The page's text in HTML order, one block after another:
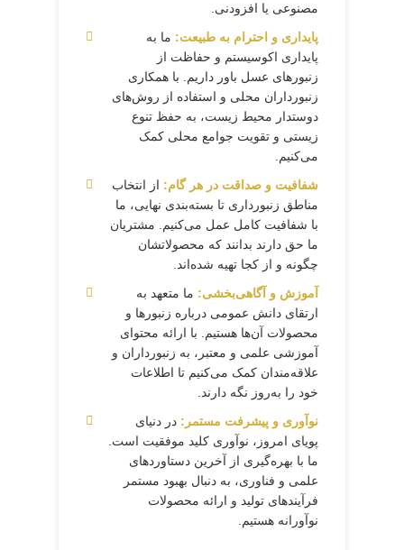
مصنوعی یا افزودنی.
پایداری و احترام به طبیعت: ما به
پایداری اکوسیستم و حفاظت از
زنبورهای عسل باور داریم. با همکاری
زنبورداران محلی و استفاده از روش‌های
دوستدار محیط زیست، به حفظ تنوع
زیستی و تقویت جوامع محلی کمک
می‌کنیم.
شفافیت و صداقت در هر گام: از انتخاب
مناطق زنبورداری تا بسته‌بندی نهایی، ما
با شفافیت کامل عمل می‌کنیم. مشتریان
ما حق دارند بدانند که محصولاتشان
چگونه و از کجا تهیه شده‌اند.
آموزش و آگاهی‌بخشی: ما متعهد به
ارتقای دانش عمومی درباره زنبورها و
محصولات آن‌ها هستیم. با ارائه محتوای
آموزشی علمی و معتبر، به زنبورداران و
علاقه‌مندان کمک می‌کنیم تا اطلاعات
خود را به‌روز نگه دارند.
نوآوری و پیشرفت مستمر: در دنیای
پویای امروز، نوآوری کلید موفقیت است.
ما با بهره‌گیری از آخرین دستاوردهای
علمی و فناوری، به دنبال بهبود مستمر
فرآیندهای تولید و ارائه محصولات
نوآورانه هستیم.